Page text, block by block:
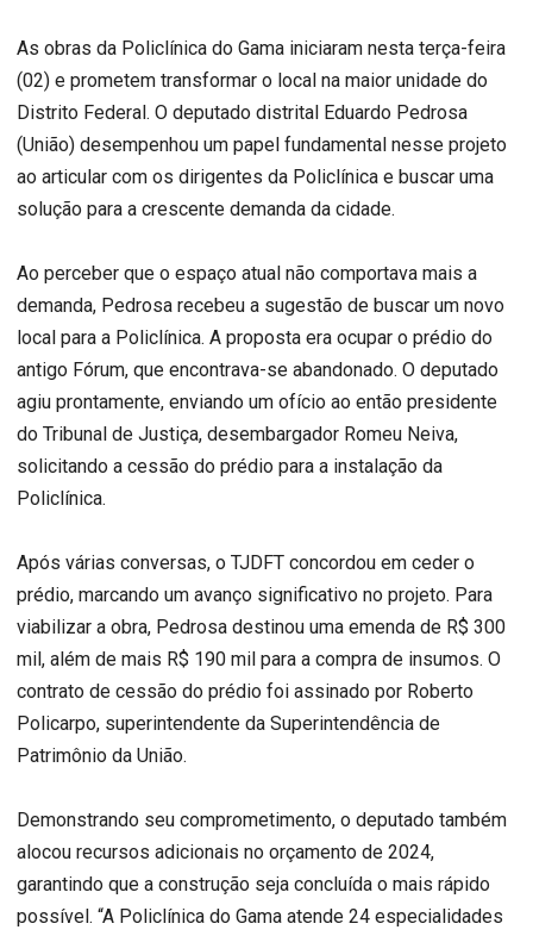
As obras da Policlínica do Gama iniciaram nesta terça-feira
(02) e prometem transformar o local na maior unidade do
Distrito Federal. O deputado distrital Eduardo Pedrosa
(União) desempenhou um papel fundamental nesse projeto
ao articular com os dirigentes da Policlínica e buscar uma
solução para a crescente demanda da cidade.
Ao perceber que o espaço atual não comportava mais a
demanda, Pedrosa recebeu a sugestão de buscar um novo
local para a Policlínica. A proposta era ocupar o prédio do
antigo Fórum, que encontrava-se abandonado. O deputado
agiu prontamente, enviando um ofício ao então presidente
do Tribunal de Justiça, desembargador Romeu Neiva,
solicitando a cessão do prédio para a instalação da
Policlínica.
Após várias conversas, o TJDFT concordou em ceder o
prédio, marcando um avanço significativo no projeto. Para
viabilizar a obra, Pedrosa destinou uma emenda de R$ 300
mil, além de mais R$ 190 mil para a compra de insumos. O
contrato de cessão do prédio foi assinado por Roberto
Policarpo, superintendente da Superintendência de
Patrimônio da União.
Demonstrando seu comprometimento, o deputado também
alocou recursos adicionais no orçamento de 2024,
garantindo que a construção seja concluída o mais rápido
possível. “A Policlínica do Gama atende 24 especialidades